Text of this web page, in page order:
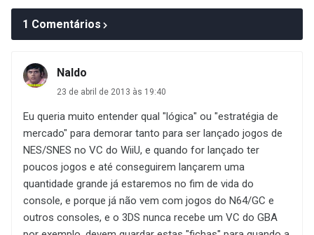
1 Comentários
Naldo
23 de abril de 2013 às 19:40
Eu queria muito entender qual "lógica" ou "estratégia de
mercado" para demorar tanto para ser lançado jogos de
NES/SNES no VC do WiiU, e quando for lançado ter
poucos jogos e até conseguirem lançarem uma
quantidade grande já estaremos no fim de vida do
console, e porque já não vem com jogos do N64/GC e
outros consoles, e o 3DS nunca recebe um VC do GBA